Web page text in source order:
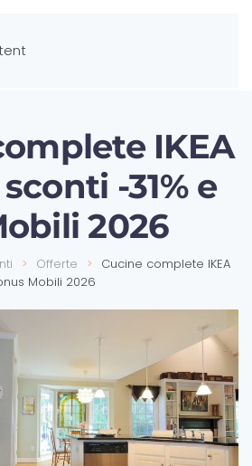
IKEA
-31% e
2026
Offerte
Cucine complete IKEA
Mobili 2026